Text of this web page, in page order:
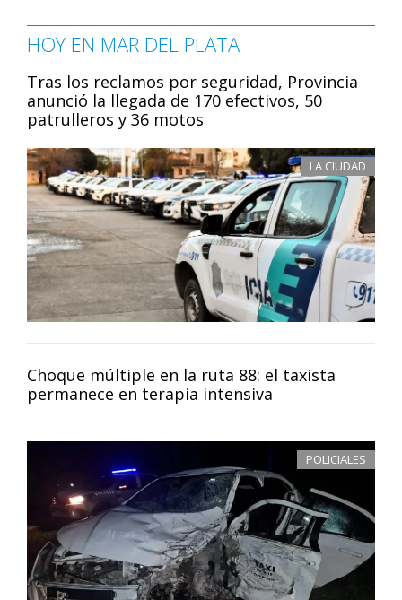
HOY EN MAR DEL PLATA
Tras los reclamos por seguridad, Provincia
anunció la llegada de 170 efectivos, 50
patrulleros y 36 motos
LA CIUDAD
Choque múltiple en la ruta 88: el taxista
permanece en terapia intensiva
POLICIALES